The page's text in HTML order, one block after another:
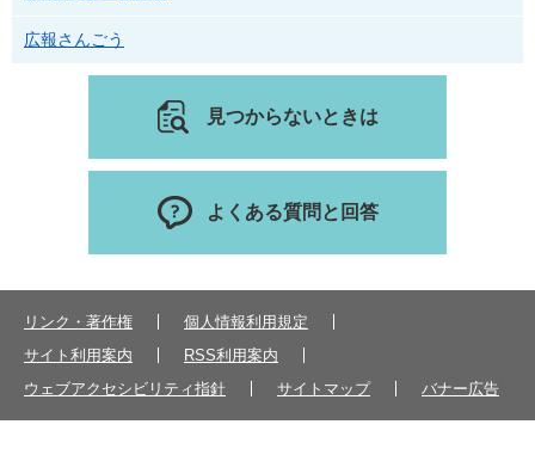
広報さんごう
見つからないときは
よくある質問と回答
リンク・著作権
個人情報利用規定
サイト利用案内
RSS利用案内
ウェブアクセシビリティ指針
サイトマップ バナー広告